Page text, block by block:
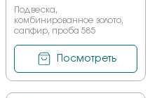
Подвеска,
комбинированное золото,
сапфир, проба 585
Посмотреть